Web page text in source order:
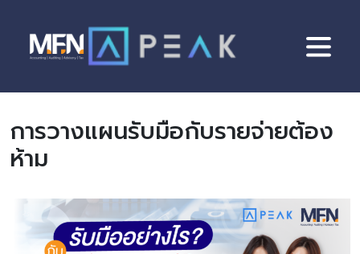
content
การวางแผนรับมือกับรายจ่ายต้อง
ห้าม